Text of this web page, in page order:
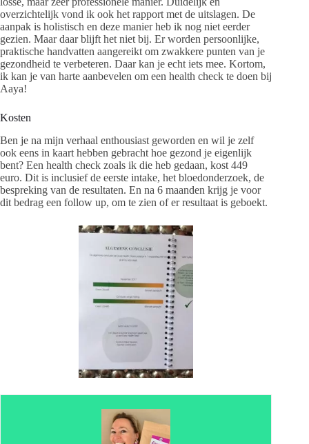
overzichtelijk vond ik ook het rapport met de uitslagen. De
aanpak is holistisch en deze manier heb ik nog niet eerder
gezien. Maar daar blijft het niet bij. Er worden persoonlijke,
praktische handvatten aangereikt om zwakkere punten van je
gezondheid te verbeteren. Daar kan je echt iets mee. Kortom,
ik kan je van harte aanbevelen om een health check te doen bij
Aaya!
Kosten
Ben je na mijn verhaal enthousiast geworden en wil je zelf
ook eens in kaart hebben gebracht hoe gezond je eigenlijk
bent? Een health check zoals ik die heb gedaan, kost 449
euro. Dit is inclusief de eerste intake, het bloedonderzoek, de
bespreking van de resultaten. En na 6 maanden krijg je voor
dit bedrag een follow up, om te zien of er resultaat is geboekt.